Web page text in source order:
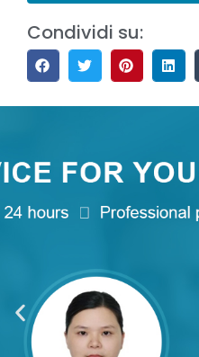
Condividi su: